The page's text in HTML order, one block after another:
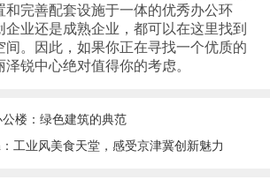
和完善配套设施于一体的优秀办公环
企业还是成熟企业，都可以在这里找到
间。因此，如果你正在寻找一个优质的
锐中心绝对值得你的考虑。
楼：绿色建筑的典范
：工业风美食天堂，感受京津冀创新魅力